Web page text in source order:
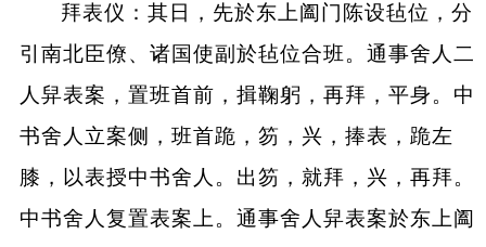
拜表仪：其日，先於东上阖门陈设毡位，分
引南北臣僚、诸国使副於毡位合班。通事舍人二
人舁表案，置班首前，揖鞠躬，再拜，平身。中
书舍人立案侧，班首跪，笏，兴，捧表，跪左
膝，以表授中书舍人。出笏，就拜，兴，再拜。
中书舍人复置表案上。通事舍人舁表案於东上阖